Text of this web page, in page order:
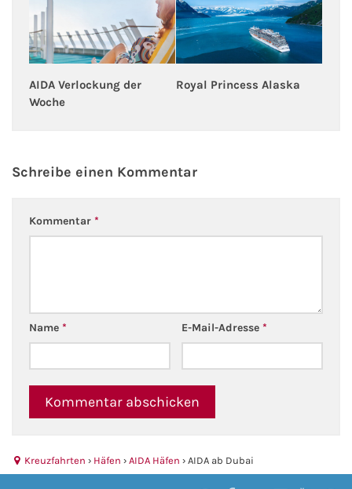
AIDA Verlockung der
Woche
Royal Princess Alaska
Schreibe einen Kommentar
Kommentar *
Name * E-Mail-Adresse *
Kreuzfahrten › Häfen › AIDA Häfen › AIDA ab Dubai